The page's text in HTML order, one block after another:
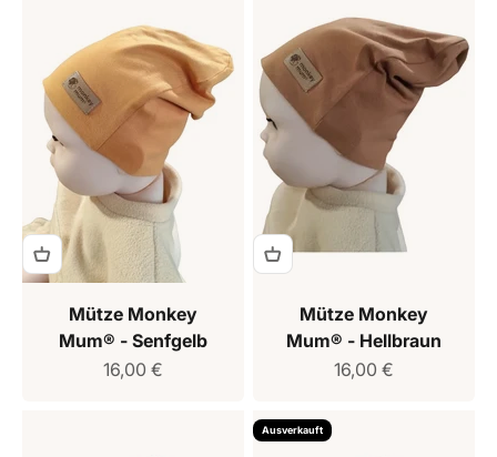
Mütze Monkey
Mum® - Senfgelb
Verkaufspreis
16,00 €
Mütze Monkey
Mum® - Hellbraun
Verkaufspreis
16,00 €
Ausverkauft